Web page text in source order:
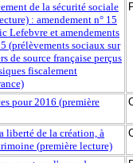
de la sécurité sociale
: amendement n° 15
Lefebvre et amendements
(prélèvements sociaux sur
de source française perçus
fiscalement
pour 2016 (première
liberté de la création, à
(première lecture)